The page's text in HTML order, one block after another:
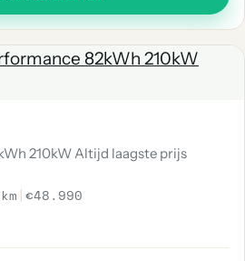
210kW Altijd laagste prijs
|€48.990